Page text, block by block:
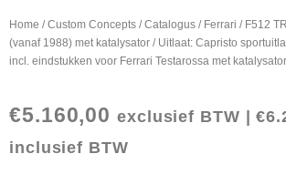
Home /Custom Concepts /Catalogus / Ferrari / F512
(vanaf 1988) met katalysator / Uitlaat: Capristo
incl. eindstukken voor Ferrari Testarossa met katalysator
€5.160,00 exclusief BTW |€
inclusief BTW